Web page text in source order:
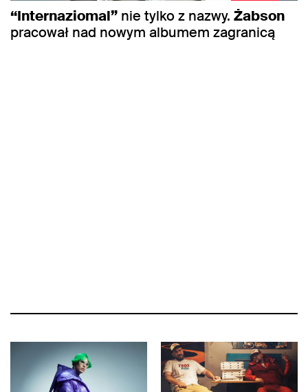
“Internaziomal” nie tylko z nazwy. Żabson
pracował nad nowym albumem zagranicą